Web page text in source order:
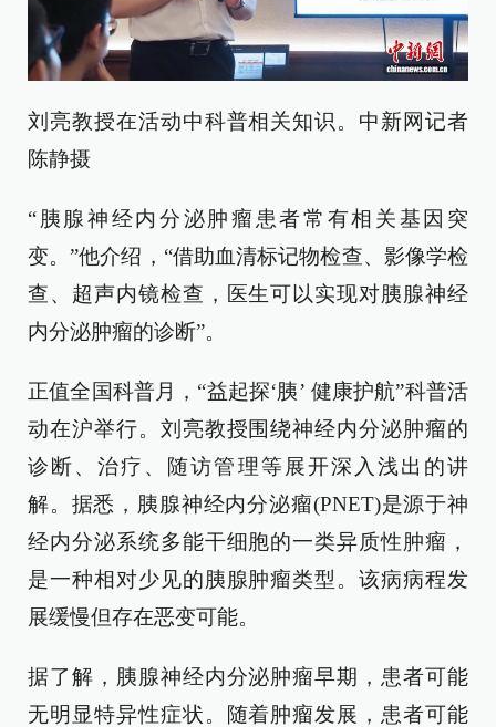
刘亮教授在活动中科普相关知识。中新网记者
陈静摄
“胰腺神经内分泌肿瘤患者常有相关基因突
变。”他介绍，“借助血清标记物检查、影像学检
查、超声内镜检查，医生可以实现对胰腺神经
内分泌肿瘤的诊断”。
正值全国科普月，“益起探‘胰’ 健康护航”科普活
动在沪举行。刘亮教授围绕神经内分泌肿瘤的
诊断、治疗、随访管理等展开深入浅出的讲
解。据悉，胰腺神经内分泌瘤(PNET)是源于神
经内分泌系统多能干细胞的一类异质性肿瘤，
是一种相对少见的胰腺肿瘤类型。该病病程发
展缓慢但存在恶变可能。
据了解，胰腺神经内分泌肿瘤早期，患者可能
无明显特异性症状。随着肿瘤发展，患者可能